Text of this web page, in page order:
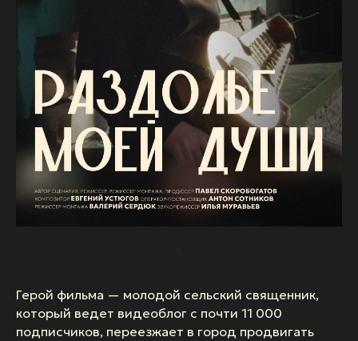
Герой фильма — молодой сельский священник,
который ведет видеоблог с почти 11 000
подписчиков, переезжает в город продвигать